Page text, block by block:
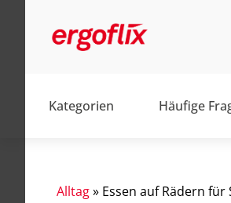
Kategorien Häufige
Alltag» Essen auf Rädern